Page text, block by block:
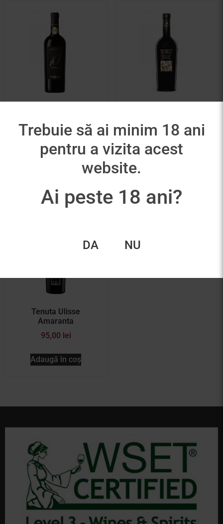
180,00lei
Adaugă în coș
D’Abruzzo
lei
Tenuta Ulisse
Amaranta
95,00 lei
Adaugă în coș
Trebuie să ai minim 18 ani
pentru a vizita acest
website.
Ai peste 18 ani?
DA NU